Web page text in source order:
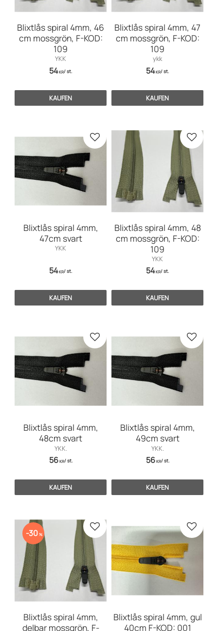
Blixtlås spiral 4mm, 46
cm mossgrön, F-KOD:
109
YKK
54KR/st.
KAUFEN
Blixtlås spiral 4mm, 47
cm mossgrön, F-KOD:
109
ykk
54KR/st.
KAUFEN
Blixtlås spiral 4mm,
47cm svart
YKK
54KR/st.
Zu Favoriten hinzufügen
KAUFEN
Blixtlås spiral 4mm, 48
cm mossgrön, F-KOD:
109
YKK
54KR/st.
Zu
KAUFEN
Blixtlås spiral 4mm,
48cm svart
YKK.
56KR/st.
Zu Favoriten hinzufügen
KAUFEN
Blixtlås spiral 4mm,
49cm svart
YKK.
56KR/st.
Zu
KAUFEN
Blixtlås spiral 4mm,
delbar mossgrön, F-
30% Zu Favoriten hinzufügen
Blixtlås spiral 4mm, gul
40cm F-KOD: 001
Zu